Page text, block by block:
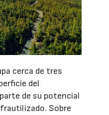
cerca de tres
del
de su potencial
Sobre